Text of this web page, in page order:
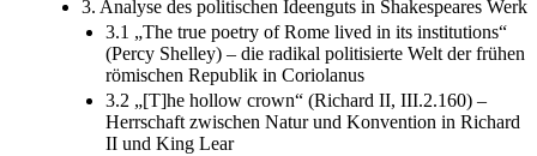
3. Analyse des politischen Ideenguts in Shakespeares Werk
3.1 „The true poetry of Rome lived in its institutions“
(Percy Shelley) – die radikal politisierte Welt der frühen
römischen Republik in Coriolanus
3.2 „[T]he hollow crown“ (Richard II, III.2.160) –
Herrschaft zwischen Natur und Konvention in Richard
II und King Lear